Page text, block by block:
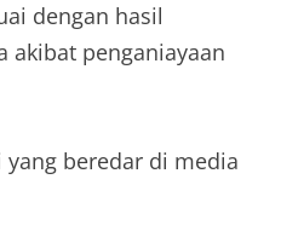
dengan hasil
akibat penganiayaan
beredar di media